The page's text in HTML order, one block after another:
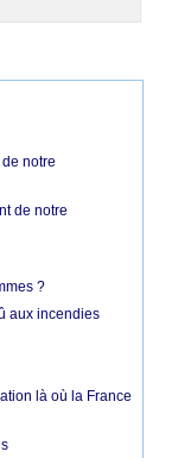
notre
de notre
?
aux incendies
là où la France